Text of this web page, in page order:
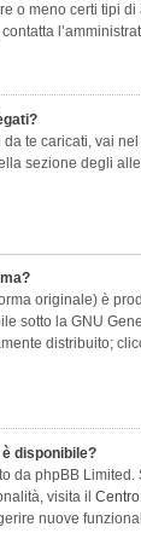
o meno certi tipi
te caricati, vai
sezione degli
originale) è
sotto la GNU
distribuito;
disponibile?
da phpBB
visita il
nuove